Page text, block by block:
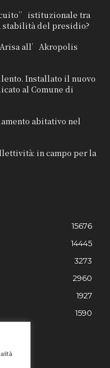
istituzionale tra
stabilità del presidio?
all’Akropolis
Installato il nuovo
al Comune di
abitativo nel
in campo per la
15676
14445
3273
2960
1927
1590